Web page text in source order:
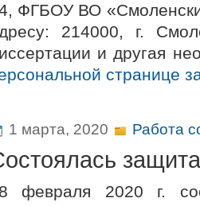
ФГБОУ ВО
214000, г.
и другая
странице
1 марта, 2020 Работа
защита
февраля 2020 г.